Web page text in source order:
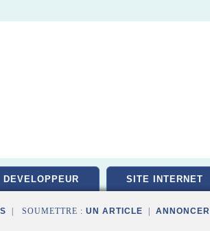
DEVELOPPEUR SITE INTERNET
| SOUMETTRE : UN ARTICLE ANNONCER